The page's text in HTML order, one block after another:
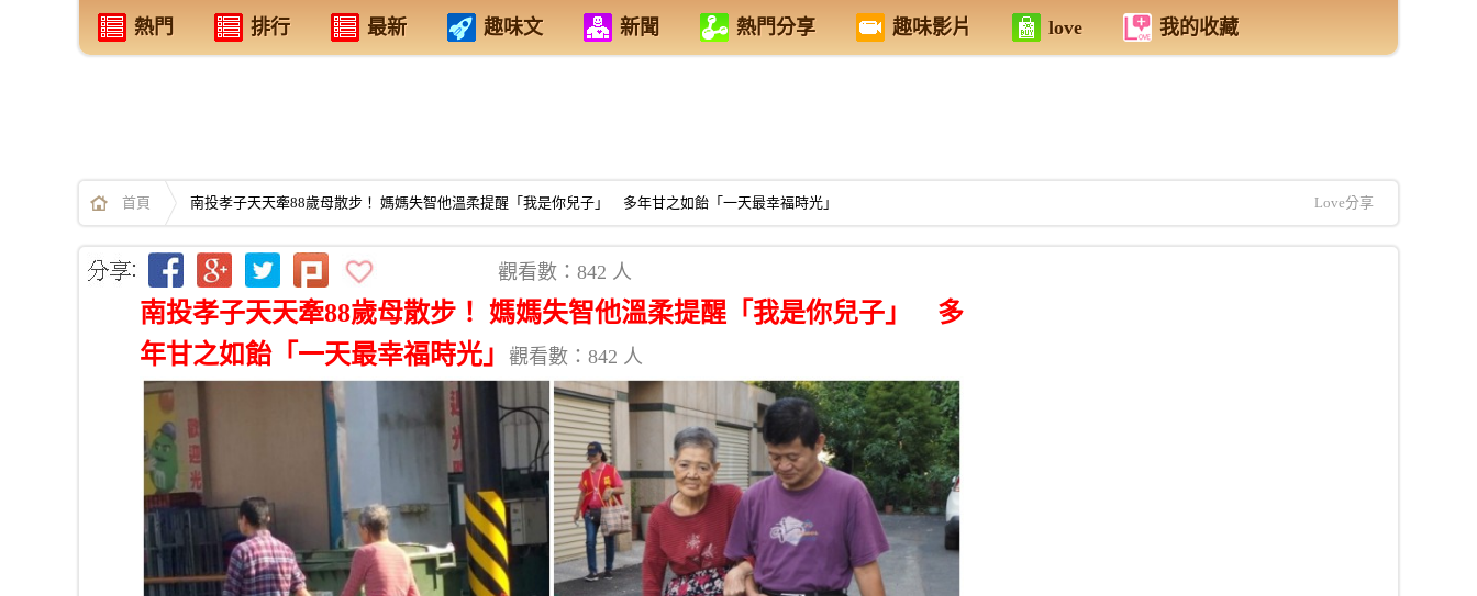
熱門 排行 最新 趣味文 新聞 熱門分享 趣味影片 love 我的收藏
首頁 南投孝子天天牽88歲母散步！ 媽媽失智他溫柔提醒「我是你兒子」 多年甘之如飴「一天最幸福時光」 Love分享
觀看數：842 人
南投孝子天天牽88歲母散步！ 媽媽失智他溫柔提醒「我是你兒子」 多
年甘之如飴「一天最幸福時光」
觀看數：842 人